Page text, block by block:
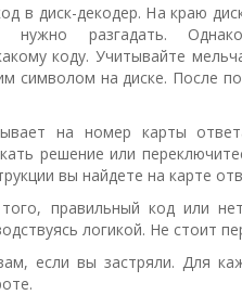
в диск-декодер. На краю
нужно разгадать.
коду. Учитывайте
символом надиске. После
на номер карты
решениеили
вы найдете на карте
правильный код или
логикой. Не стоит
если вы застряли. Для